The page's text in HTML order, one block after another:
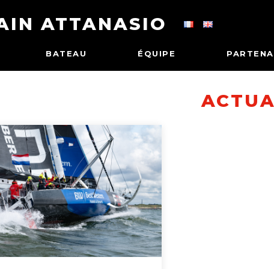
ATTANASIO
BATEAU ÉQUIPE